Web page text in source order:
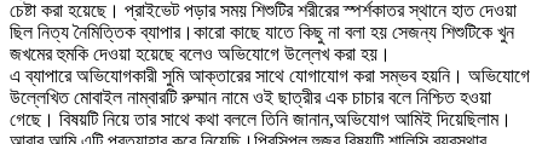
চেষ্টা করা হয়েছে। প্রাইভেট পড়ার সময় শিশুটির শরীরের স্পর্শকাতর স্থানে হাত দেওয়া
ছিল নিত্য নৈমিত্তিক ব্যাপার।কারো কাছে যাতে কিছু না বলা হয় সেজন্য শিশুটিকে খুন
জখমের হুমকি দেওয়া হয়েছে বলেও অভিযোগে উল্লেখ করা হয়।
এ ব্যাপারে অভিযোগকারী সুমি আক্তারের সাথে যোগাযোগ করা সম্ভব হয়নি। অভিযোগে
উল্লেখিত মোবাইল নাম্বারটি রুম্মান নামে ওই ছাত্রীর এক চাচার বলে নিশ্চিত হওয়া
গেছে। বিষয়টি নিয়ে তার সাথে কথা বললে তিনি জানান,অভিযোগ আমিই দিয়েছিলাম।